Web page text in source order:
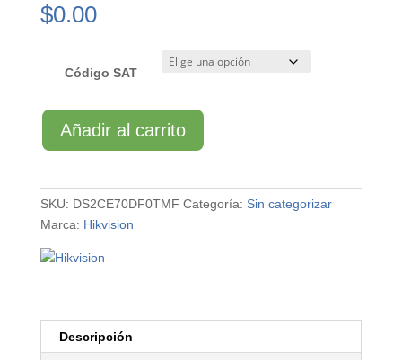
$0.00
Código SAT
DS2CE70DF0TMF
cantidad
Añadir al carrito
SKU: DS2CE70DF0TMF Categoría: Sin categorizar
Marca: Hikvision
Descripción